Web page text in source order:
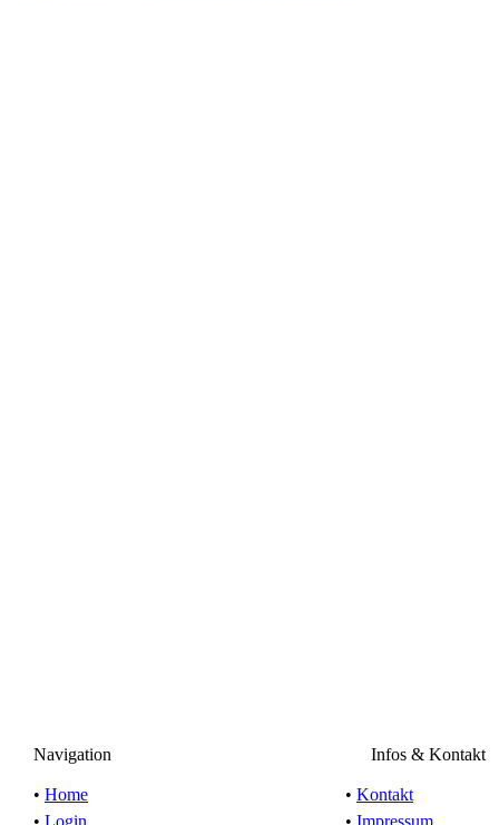
Navigation Infos & Kontakt
• Home
• Login
• Kontakt
• Impressum